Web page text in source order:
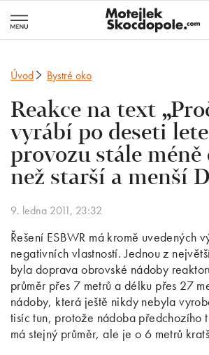
Úvod Bystré oko
Reakce na text
vyrábí po deseti
provozu stále
než starší a menší
9. ledna 2011, 23:32
Řešení ESBWR má kromě uvedených
negativních vlastností. Jednou z
byla doprava obrovské nádoby
průměr přes 7 metrů a délku přes 27
nádoby, která ještě nikdy nebyla
tisíc tun, protože nádoba předchozího
má stejný průměr, ale je o 6 metrů